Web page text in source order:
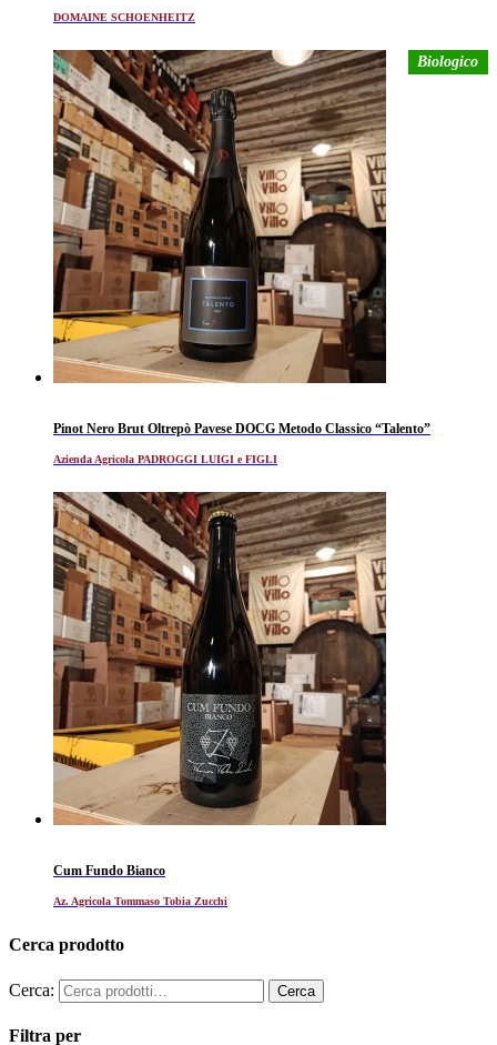
DOMAINE SCHOENHEITZ
Biologico
Pinot Nero Brut Oltrepò Pavese DOCG Metodo Classico “Talento”
Azienda Agricola PADROGGI LUIGI e FIGLI
Cum Fundo Bianco
Az. Agricola Tommaso Tobia Zucchi
Cerca prodotto
Cerca:
Filtra per